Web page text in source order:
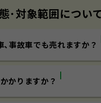
･対象範囲につい
､事故車でも売れますか？
かりますか？